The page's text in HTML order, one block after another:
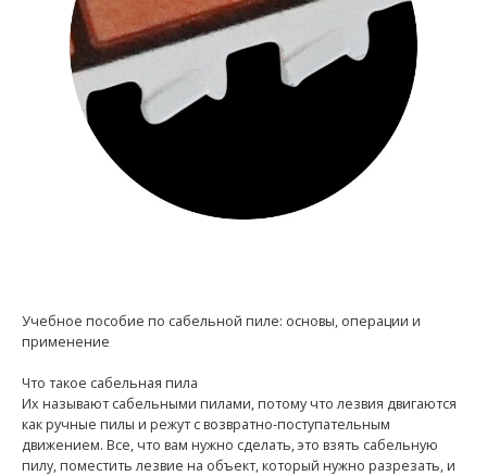
Учебное пособие по сабельной пиле: основы, операции и
применение
Что такое сабельная пила
Их называют сабельными пилами, потому что лезвия двигаются
как ручные пилы и режут с возвратно-поступательным
движением. Все, что вам нужно сделать, это взять сабельную
пилу, поместить лезвие на объект, который нужно разрезать, и